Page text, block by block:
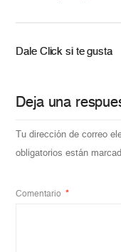
Dale Click si te gusta
Deja una
Tu dirección de correo
obligatorios están
Comentario *